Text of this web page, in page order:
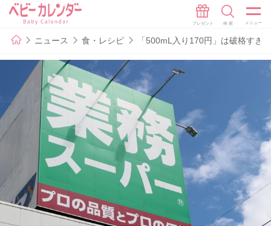
ニュース 食・レシピ 「500mL入り170円」は破格すぎ